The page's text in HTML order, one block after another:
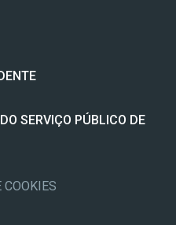
SERVIÇO PÚBLICO DE
COOKIES